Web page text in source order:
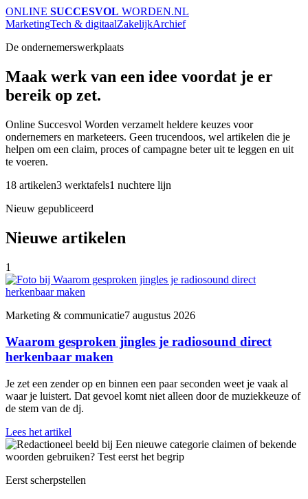
ONLINE SUCCESVOL WORDEN.NL
MarketingTech & digitaalZakelijkArchief
De ondernemerswerkplaats
Maak werk van een idee voordat je er
bereik op zet.
Online Succesvol Worden verzamelt heldere keuzes voor
ondernemers en marketeers. Geen trucendoos, wel artikelen die je
helpen om een claim, proces of campagne beter uit te leggen en uit
te voeren.
18 artikelen3 werktafels1 nuchtere lijn
Nieuw gepubliceerd
Nieuwe artikelen
1
Marketing & communicatie7 augustus 2026
Waarom gesproken jingles je radiosound direct
herkenbaar maken
Je zet een zender op en binnen een paar seconden weet je vaak al
waar je luistert. Dat gevoel komt niet alleen door de muziekkeuze of
de stem van de dj.
Lees het artikel
Eerst scherpstellen